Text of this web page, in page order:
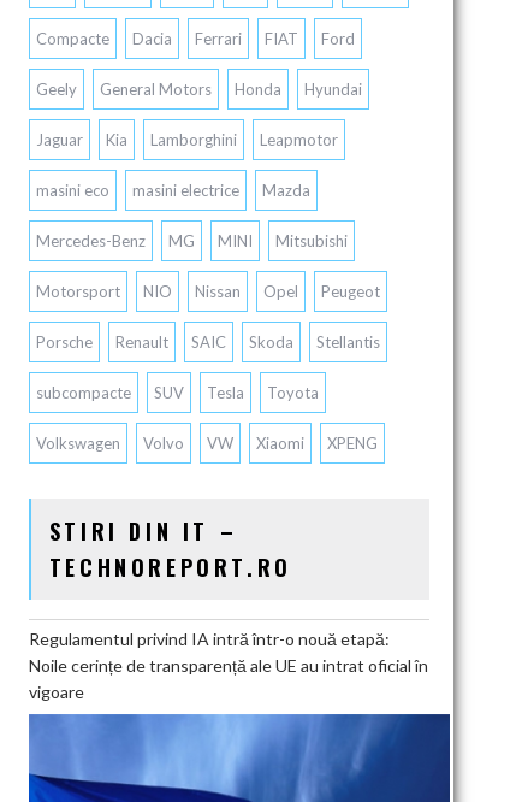
Compacte Dacia Ferrari FIAT Ford
Geely General Motors Honda Hyundai
Jaguar Kia Lamborghini Leapmotor
masini eco masini electrice Mazda
Mercedes-Benz MG MINI Mitsubishi
Motorsport NIO Nissan Opel Peugeot
Porsche Renault SAIC Skoda Stellantis
subcompacte SUV Tesla Toyota
Volkswagen Volvo VW Xiaomi XPENG
STIRI DIN IT –
TECHNOREPORT.RO
Regulamentul privind IA intră într-o nouă etapă:
Noile cerințe de transparență ale UE au intrat oficial în
vigoare